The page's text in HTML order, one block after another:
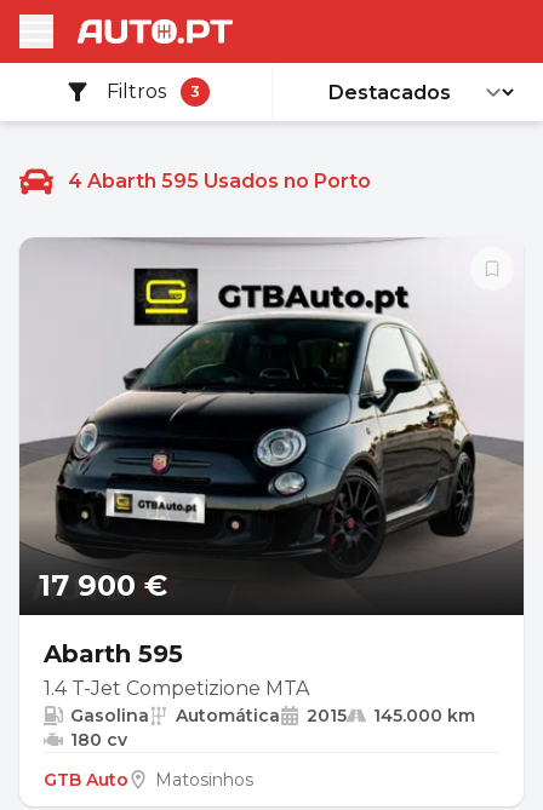
Filtros 3
4 Abarth 595 Usados no Porto
17 900 €
Abarth 595
1.4 T-Jet Competizione MTA
Gasolina Automática 2015
145.000 km
180 cv
GTB Auto
Matosinhos